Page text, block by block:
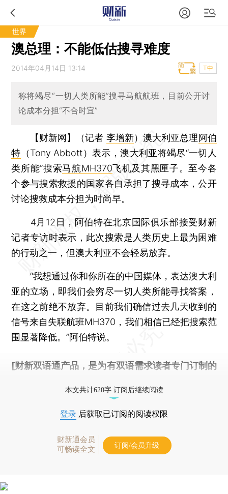
世界
澳总理：不能低估搜寻难度
2014年04月14日 13:14 T中
称将竭尽“一切人类所能”搜寻马航航班，目前公开讨
论成本分担“不合时宜”
【财新网】（记者 李增新） 澳大利亚总理阿伯
特 （Tony Abbott）表示，澳大利亚将竭尽“一切人
类所能”搜索马航MH370飞机及其黑匣子。至今各
个参与搜索救援的国家各自承担了搜寻成本，公开
讨论搜救成本分担为时尚早。
4月12日，阿伯特在北京国际俱乐部接受财新
记者专访时表示，此次搜索是人类历史上最为困难
的行动之一，但澳大利亚不会轻易放弃。
“我想通过你和你所在的中国媒体，表达澳大利
亚的立场，即我们会穷尽一切人类所能寻找答案，
在这之前绝不放弃。目前我们确信过去几天收到的
信号来自失联航班MH370，我们相信已经把搜索范
围显著降低。”阿伯特说。
[财新双语通产品，是为有双语需求读者专门订制的
本文共计620字 订阅后继续阅读
登录 后获取已订阅的阅读权限
财新通会员
可畅读全文
订阅/会员升级